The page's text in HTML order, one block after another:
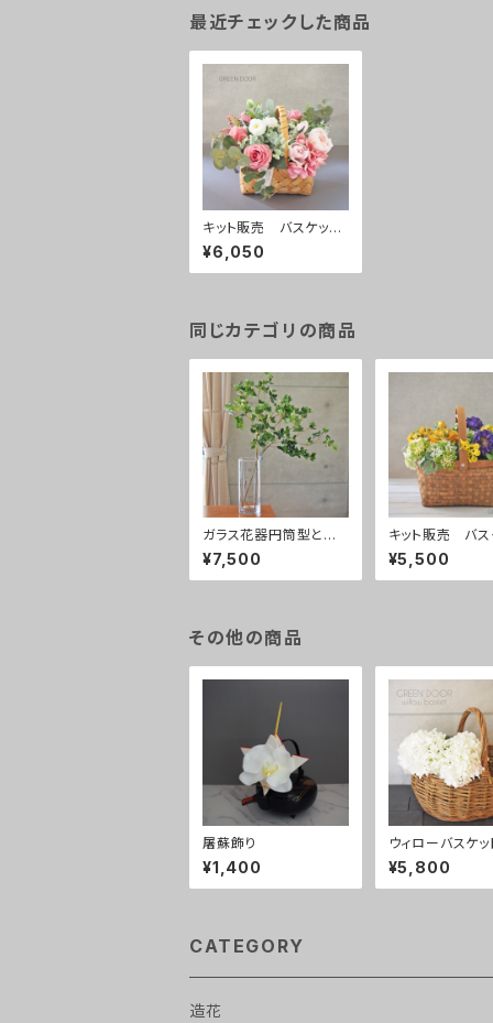
最近チェックした商品
キット販売 バスケット
アレンジ pink
¥6,050
同じカテゴリの商品
ガラス花器円筒型とド
ウダンつつじ
¥7,500
キット販売 バス
アレンジ
¥5,500
その他の商品
屠蘇飾り
¥1,400
ウィローバスケ
付き あじさい白
¥5,800
CATEGORY
造花